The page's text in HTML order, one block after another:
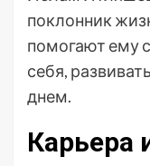
поклонник
помогают ему
себя,
днем.
Карьера